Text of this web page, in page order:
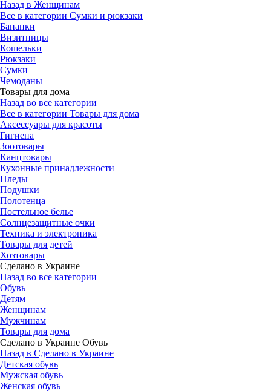
Назад в Женщинам
Все в категории Сумки и рюкзаки
Бананки
Визитницы
Кошельки
Рюкзаки
Сумки
Чемоданы
Товары для дома
Назад во все категории
Все в категории Товары для дома
Аксессуары для красоты
Гигиена
Зоотовары
Канцтовары
Кухонные принадлежности
Пледы
Подушки
Полотенца
Постельное белье
Солнцезащитные очки
Техника и электроника
Товары для детей
Хозтовары
Сделано в Украине
Назад во все категории
Обувь
Детям
Женщинам
Мужчинам
Товары для дома
Сделано в Украине Обувь
Назад в Сделано в Украине
Детская обувь
Мужская обувь
Женская обувь